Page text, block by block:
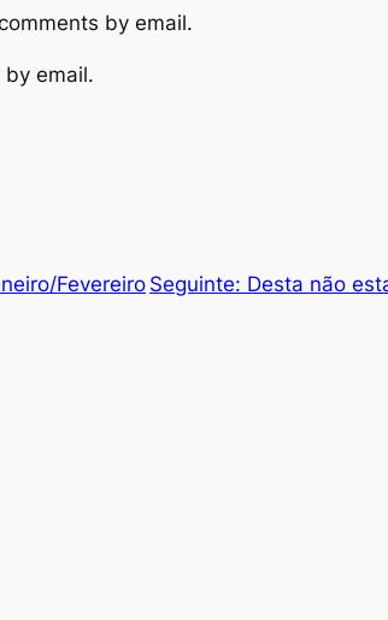
by email.
email.
FevereiroSeguinte: Desta não